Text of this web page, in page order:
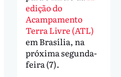
edição do
Acampamento
Terra Livre (ATL)
em Brasília, na
próxima segunda-
feira (7).